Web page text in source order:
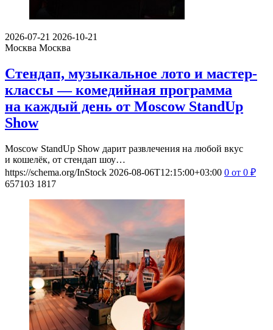
2026-07-21 2026-10-21
Москва Москва
Стендап, музыкальное лото и мастер-
классы — комедийная программа
на каждый день от Moscow StandUp
Show
Moscow StandUp Show дарит развлечения на любой вкус
и кошелёк, от стендап шоу…
https://schema.org/InStock 2026-08-06T12:15:00+03:00 0 от 0 ₽
657103 1817